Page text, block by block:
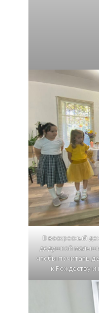
В воскресный
дедушкой
чтобы почитать
к Рождеству и